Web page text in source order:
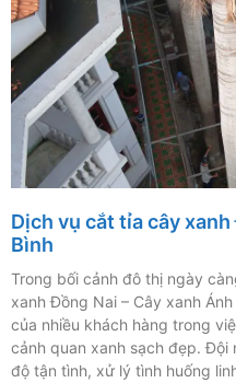
Dịch vụ cắt tỉa cây
Bình
Trong bối cảnh đô thị ngày
xanh Đồng Nai – Cây xanh
của nhiều khách hàng trong
cảnh quan xanh sạch đẹp. Đội
độ tận tình, xử lý tình huống